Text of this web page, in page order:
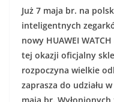
Już 7 maja br. na
inteligentnych
nowy HUAWEI
tej okazji oficjalny
rozpoczyna wielkie
zaprasza do udziału